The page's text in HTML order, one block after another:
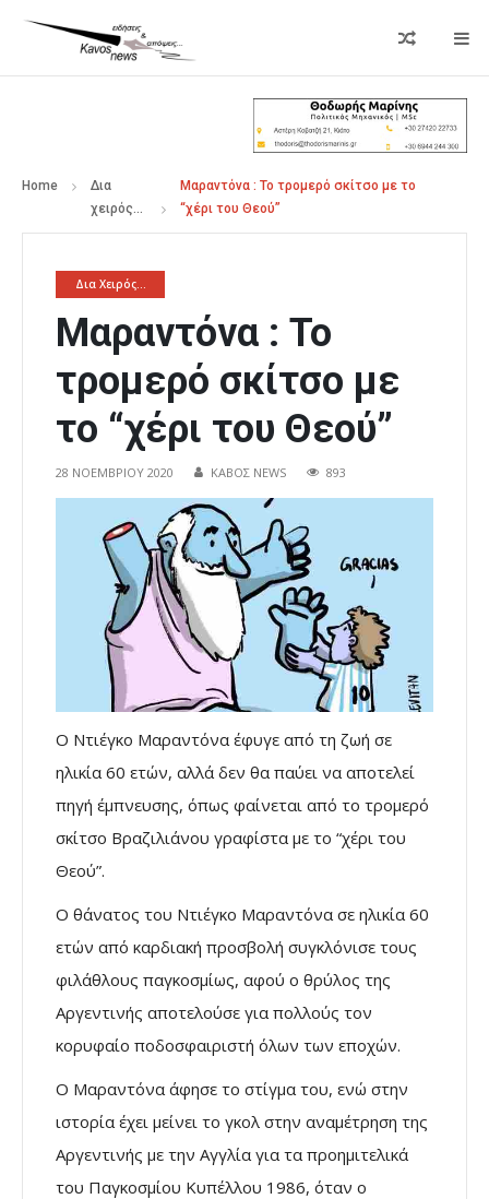
Home
Δια
χειρός...
Μαραντόνα : Το τρομερό σκίτσο με το
“χέρι του Θεού”
Δια Χειρός...
Μαραντόνα : Το
τρομερό σκίτσο με
το “χέρι του Θεού”
28 ΝΟΕΜΒΡΊΟΥ 2020 ΚΑΒΟΣ NEWS 893
Ο Ντιέγκο Μαραντόνα έφυγε από τη ζωή σε
ηλικία 60 ετών, αλλά δεν θα παύει να αποτελεί
πηγή έμπνευσης, όπως φαίνεται από το τρομερό
σκίτσο Βραζιλιάνου γραφίστα με το “χέρι του
Θεού”.
Ο θάνατος του Ντιέγκο Μαραντόνα σε ηλικία 60
ετών από καρδιακή προσβολή συγκλόνισε τους
φιλάθλους παγκοσμίως, αφού ο θρύλος της
Αργεντινής αποτελούσε για πολλούς τον
κορυφαίο ποδοσφαιριστή όλων των εποχών.
Ο Μαραντόνα άφησε το στίγμα του, ενώ στην
ιστορία έχει μείνει το γκολ στην αναμέτρηση της
Αργεντινής με την Αγγλία για τα προημιτελικά
του Παγκοσμίου Κυπέλλου 1986, όταν ο